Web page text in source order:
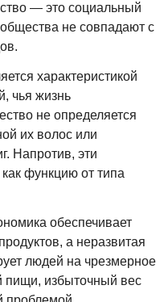
— это социальный
не совпадают с
характеристикой
чья жизнь
не определяется
их волос или
Напротив, эти
функцию от типа
обеспечивает
а неразвитая
людей на чрезмерное
пищи, избыточный вес